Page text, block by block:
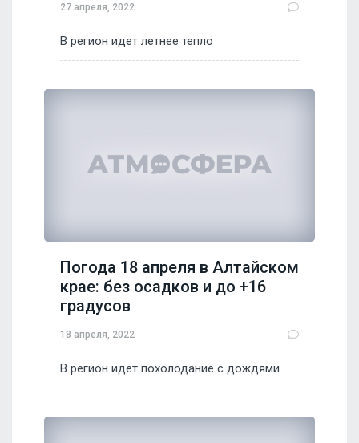
27 апреля, 2022
В регион идет летнее тепло
Погода 18 апреля в Алтайском
крае: без осадков и до +16
градусов
18 апреля, 2022
В регион идет похолодание с дождями